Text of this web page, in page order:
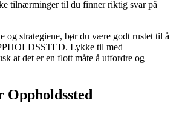
tilnærminger til du finner riktig svar på
og strategiene, bør du være godt rustet til å
Lykke til med
at det er en flott måte å utfordre og
Oppholdssted